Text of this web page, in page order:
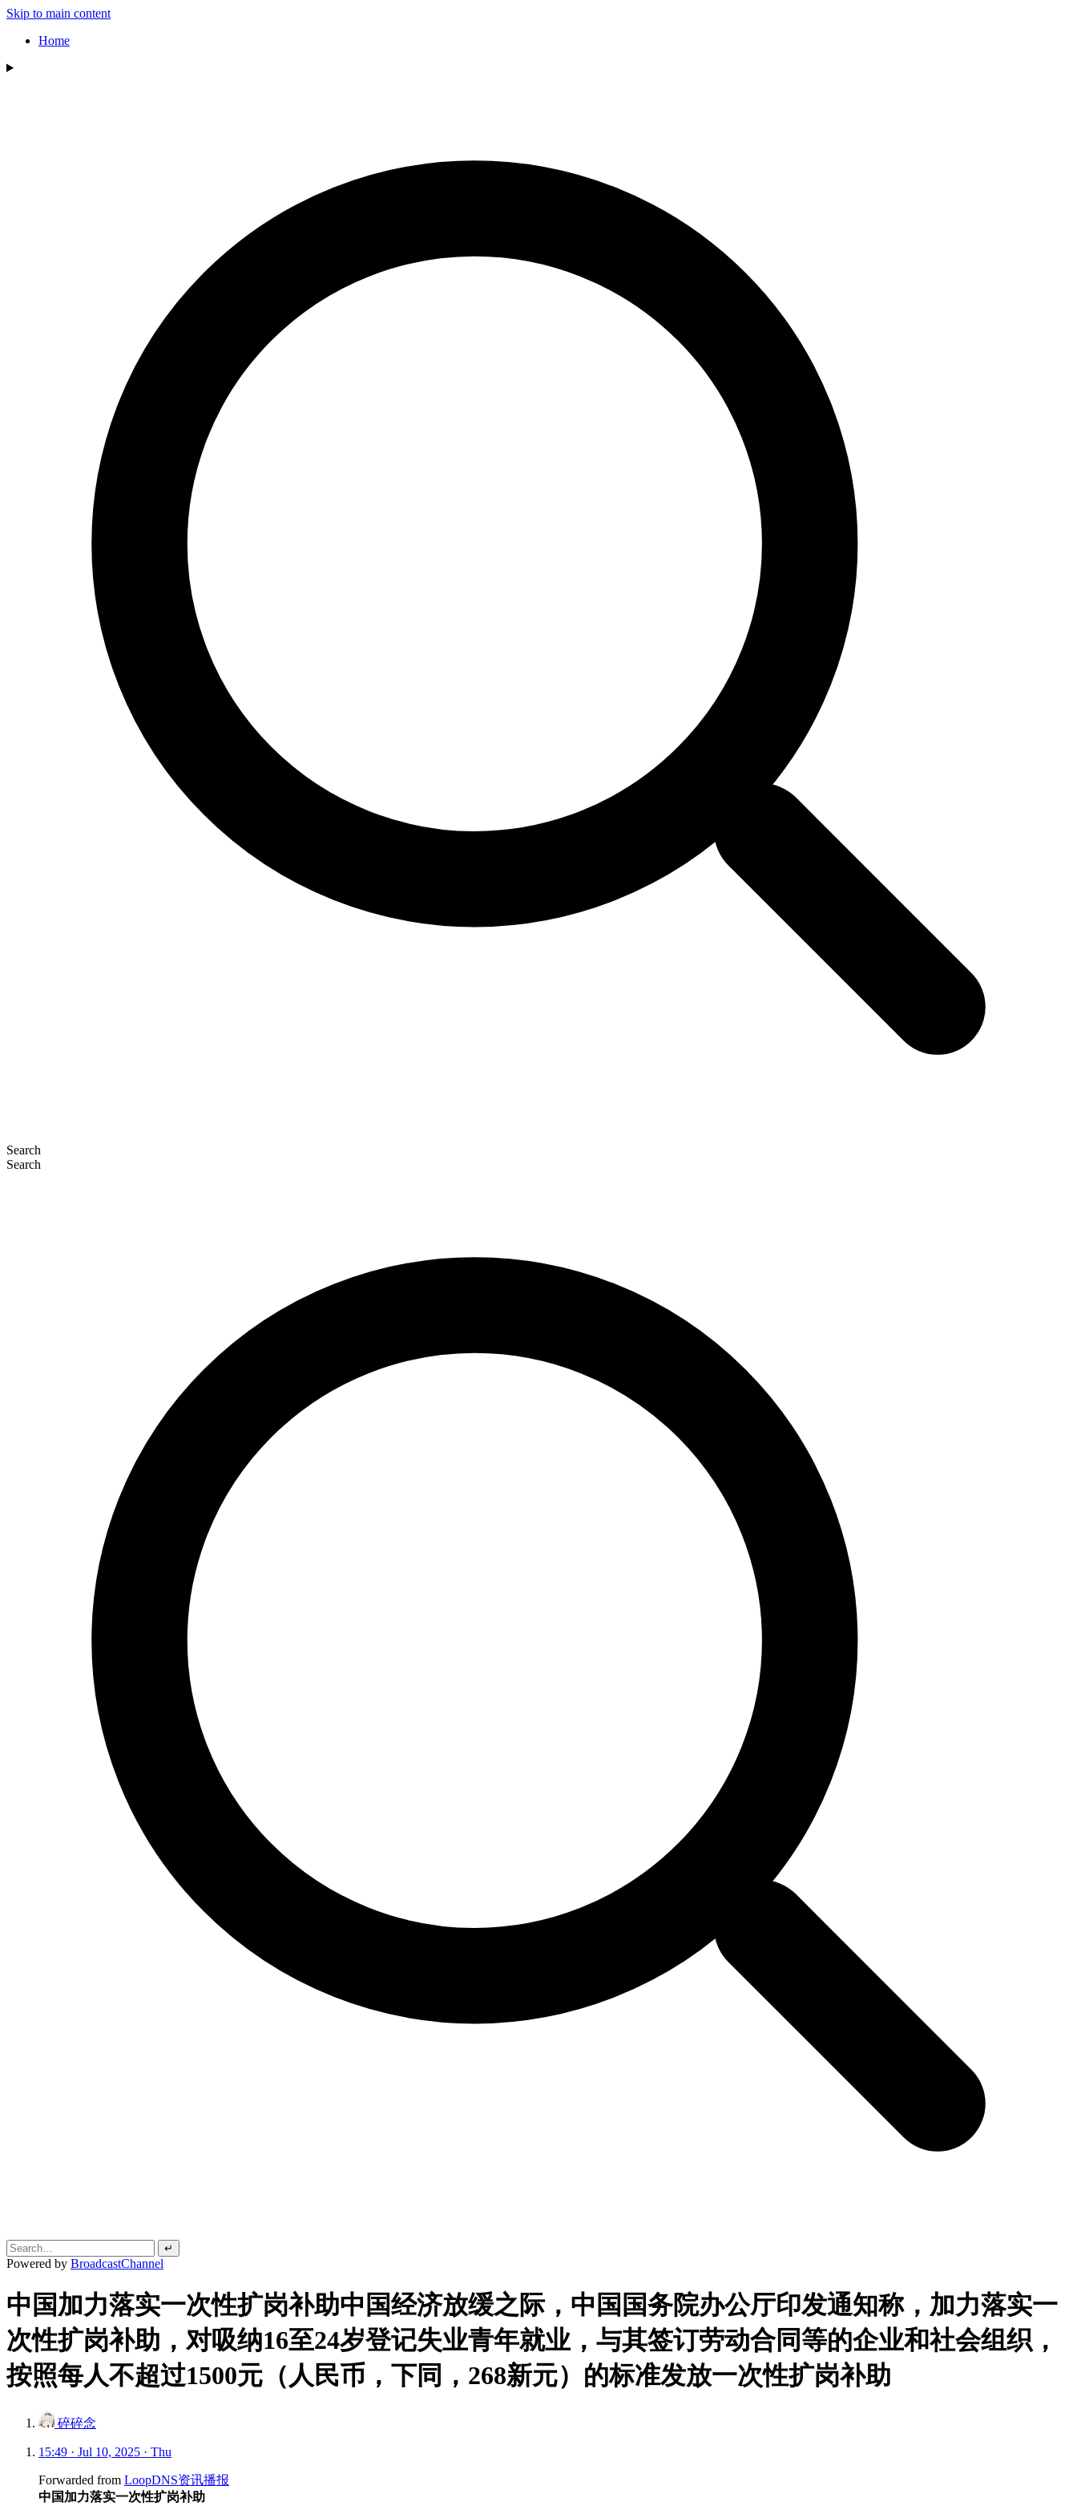
Skip to main content
Home
Search
Search
↵
Powered by BroadcastChannel
中国加力落实一次性扩岗补助中国经济放缓之际，中国国务院办公厅印发通知称，加力落实一
次性扩岗补助，对吸纳16至24岁登记失业青年就业，与其签订劳动合同等的企业和社会组织，
按照每人不超过1500元（人民币，下同，268新元）的标准发放一次性扩岗补助
碎碎念
15:49 · Jul 10, 2025 · Thu
Forwarded from LoopDNS资讯播报
中国加力落实一次性扩岗补助